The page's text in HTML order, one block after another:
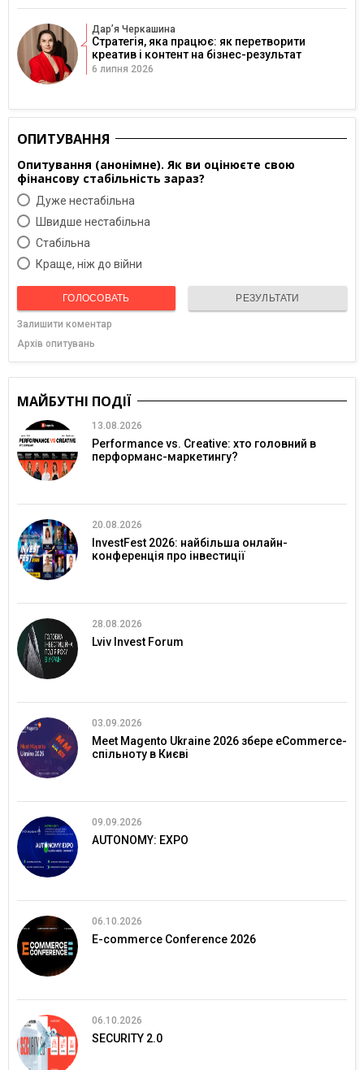
Дарʼя Черкашина
Стратегія, яка працює: як перетворити
креатив і контент на бізнес-результат
6 липня 2026
ОПИТУВАННЯ
Опитування (анонімне). Як ви оцінюєте свою
фінансову стабільність зараз?
Дуже нестабільна
Швидше нестабільна
Cтабільна
Краще, ніж до війни
ГОЛОСОВАТЬ РЕЗУЛЬТАТИ
Залишити коментар
Архів опитувань
МАЙБУТНІ ПОДІЇ
13.08.2026
Performance vs. Creative: хто головний в
перформанс-маркетингу?
20.08.2026
InvestFest 2026: найбільша онлайн-
конференція про інвестиції
28.08.2026
Lviv Invest Forum
03.09.2026
Meet Magento Ukraine 2026 збере eCommerce-
спільноту в Києві
09.09.2026
AUTONOMY: EXPO
06.10.2026
E-commerce Conference 2026
06.10.2026
SECURITY 2.0